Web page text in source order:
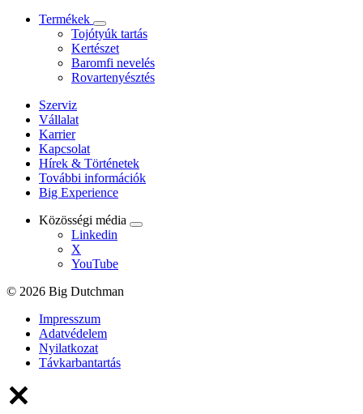
Termékek
Tojótyúk tartás
Kertészet
Baromfi nevelés
Rovartenyésztés
Szerviz
Vállalat
Karrier
Kapcsolat
Hírek & Történetek
További információk
Big Experience
Közösségi média
Linkedin
X
YouTube
© 2026 Big Dutchman
Impresszum
Adatvédelem
Nyilatkozat
Távkarbantartás